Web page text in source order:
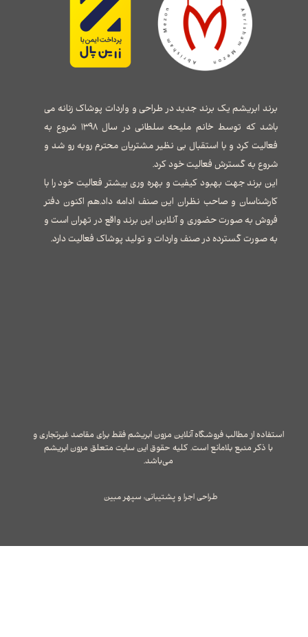
برند ابریشم یک برند جدید در طراحی و واردات پوشاک زنانه می
باشد که توسط خانم ملیحه سلطانی در سال ۱۳۹۸ شروع به
فعالیت کرد و با استقبال بی نظیر مشتریان محترم روبه رو شد و
شروع به گسترش فعالیت خود کرد.
این برند جهت بهبود کیفیت و بهره وری بیشتر فعالیت خود را با
کارشناسان و صاحب نظران این صنف ادامه داد.هم اکنون دفتر
فروش به صورت حضوری و آنلاین این برند واقع در تهران است و
به صورت گسترده در صنف واردات و تولید پوشاک فعالیت دارد.
طراحی اجرا و پشتیبانی: سپهر مبین
استفاده از مطالب فروشگاه آنلاین مزون ابریشم فقط برای مقاصد غیرتجاری و
با ذکر منبع بلامانع است. کلیه حقوق این سایت متعلق مزون ابریشم
می‌باشد.